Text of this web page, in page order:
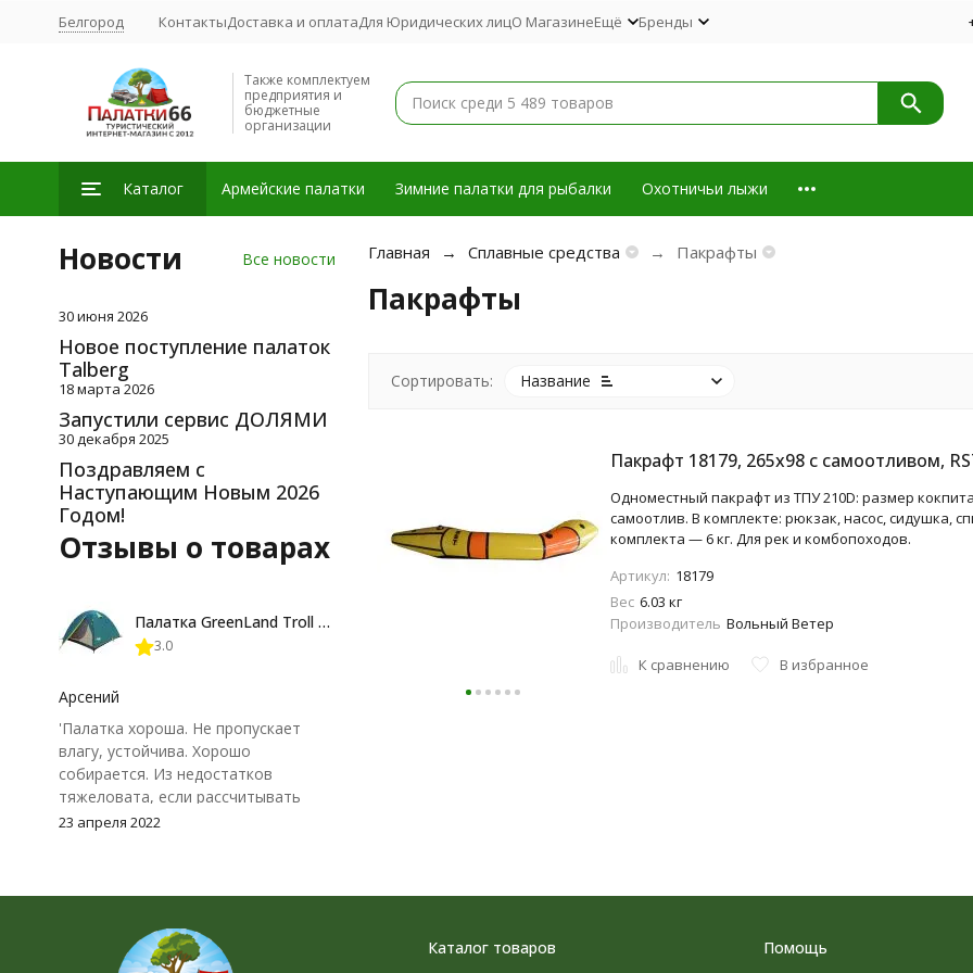
Белгород КонтактыДоставка и оплатаДля Юридических лицО МагазинеЕщё Бренды
Также комплектуем
предприятия и
бюджетные
организации
Каталог Армейские палатки Зимние палатки для рыбалки Охотничьи лыжи
Главная Сплавные средства Пакрафты
Пакрафты
Сортировать: Название
Пакрафт 18179, 265х98 с самоотливом,
Одноместный пакрафт из ТПУ 210D: размер
самоотлив. В комплекте: рюкзак, насос, сидушка,
комплекта — 6 кг. Для рек и комбопоходов.
Артикул: 18179
Вес 6.03 кг
Производитель Вольный Ветер
К сравнению В избранное
Новости Все новости
30 июня 2026
Новое поступление палаток
Talberg
18 марта 2026
Запустили сервис ДОЛЯМИ
30 декабря 2025
Поздравляем с
Наступающим Новым 2026
Годом!
Отзывы о товарах
Палатка GreenLand Troll 2-местная
3.0
Арсений
'Палатка хороша. Не пропускает
влагу, устойчива. Хорошо
собирается. Из недостатков
тяжеловата, если рассчитывать
спать в ней одному и тащить вдаль
23 апреля 2022
Каталог товаров Помощь